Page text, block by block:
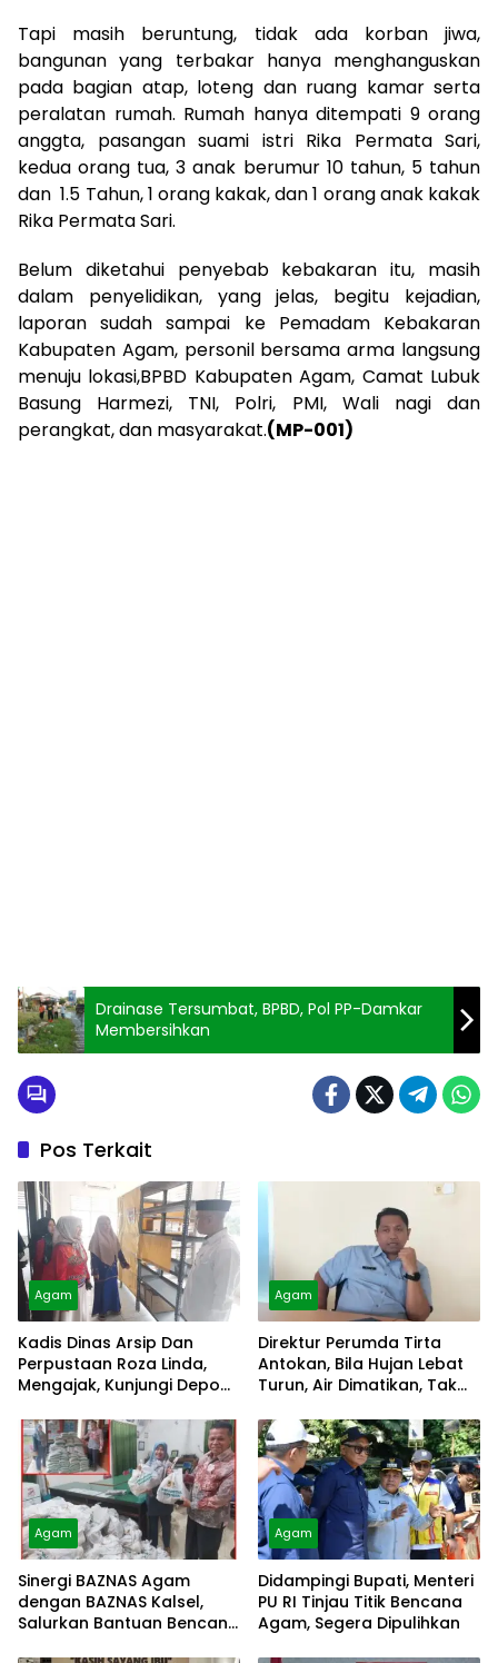
Tapi masih beruntung, tidak ada korban jiwa,
bangunan yang terbakar hanya menghanguskan
pada bagian atap, loteng dan ruang kamar serta
peralatan rumah. Rumah hanya ditempati 9 orang
anggta, pasangan suami istri Rika Permata Sari,
kedua orang tua, 3 anak berumur 10 tahun, 5 tahun
dan 1.5 Tahun, 1 orang kakak, dan 1 orang anak kakak
Rika Permata Sari.
Belum diketahui penyebab kebakaran itu, masih
dalam penyelidikan, yang jelas, begitu kejadian,
laporan sudah sampai ke Pemadam Kebakaran
Kabupaten Agam, personil bersama arma langsung
menuju lokasi,BPBD Kabupaten Agam, Camat Lubuk
Basung Harmezi, TNI, Polri, PMI, Wali nagi dan
perangkat, dan masyarakat.(MP-001)
Drainase Tersumbat, BPBD, Pol PP-Damkar
Membersihkan
Pos Terkait
Agam
Kadis Dinas Arsip Dan
Perpustaan Roza Linda,
Mengajak, Kunjungi Depo
Agam
Direktur Perumda Tirta
Antokan, Bila Hujan Lebat
Turun, Air Dimatikan, Tak
Agam
Sinergi BAZNAS Agam
dengan BAZNAS Kalsel,
Salurkan Bantuan Bencana
Agam
Didampingi Bupati, Menteri
PU RI Tinjau Titik Bencana
Agam, Segera Dipulihkan